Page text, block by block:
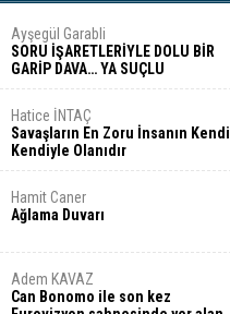
Ayşegül Garabli
SORU İŞARETLERİYLE DOLU BİR
GARİP DAVA… YA SUÇLU
DEĞİLSE???
Hatice İNTAÇ
Savaşların En Zoru İnsanın Kendi
Kendiyle Olanıdır
Hamit Caner
Ağlama Duvarı
Adem KAVAZ
Can Bonomo ile son kez